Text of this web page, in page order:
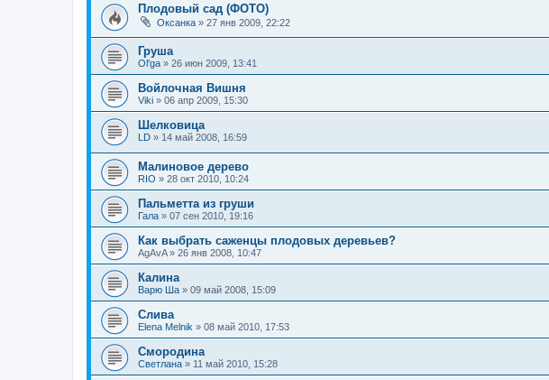
Плодовый сад (ФОТО)
Оксанка » 27 янв 2009, 22:22
Груша
Ol'ga » 26 июн 2009, 13:41
Войлочная Вишня
Viki » 06 апр 2009, 15:30
Шелковица
LD » 14 май 2008, 16:59
Малиновое дерево
RIO » 28 окт 2010, 10:24
Пальметта из груши
Гала » 07 сен 2010, 19:16
Как выбрать саженцы плодовых деревьев?
AgAvA» 26 янв 2008, 10:47
Калина
Варю Ша » 09 май 2008, 15:09
Слива
Elena Melnik » 08 май 2010, 17:53
Смородина
Светлана » 11 май 2010, 15:28